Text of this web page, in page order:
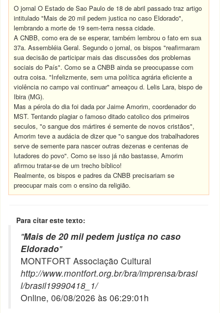
O jornal O Estado de Sao Paulo de 18 de abril passado traz artigo
intitulado "Mais de 20 mil pedem justica no caso Eldorado",
lembrando a morte de 19 sem-terra nessa cidade.
A CNBB, como era de se esperar, também lembrou o fato em sua
37a. Assembléia Geral. Segundo o jornal, os bispos "reafirmaram
sua decisão de participar mais das discussões dos problemas
sociais do País". Como se a CNBB ainda se preocupasse com
outra coisa. "Infelizmente, sem uma política agrária eficiente a
violência no campo vai continuar" ameaçou d. Lelis Lara, bispo de
Ibira (MG).
Mas a pérola do dia foi dada por Jaime Amorim, coordenador do
MST. Tentando plagiar o famoso ditado catolico dos primeiros
seculos, "o sangue dos mártires é semente de novos cristãos",
Amorim teve a audácia de dizer que "o sangue dos trabalhadores
serve de semente para nascer outras dezenas e centenas de
lutadores do povo". Como se isso já não bastasse, Amorim
afirmou tratar-se de um trecho bíblico!
Realmente, os bispos e padres da CNBB precisariam se
preocupar mais com o ensino da religião.
Para citar este texto:
"Mais de 20 mil pedem justiça no caso
Eldorado"
MONTFORT Associação Cultural
http://www.montfort.org.br/bra/imprensa/brasi
l/brasil19990418_1/
Online, 06/08/2026 às 06:29:01h